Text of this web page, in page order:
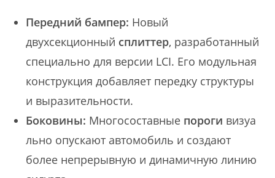
Передний бампер: Новый
двухсекционный сплиттер, разработанный
специально для версии LCI. Его модульная
конструкция добавляет передку структуры
и выразительности.
Боковины: Многосоставные пороги визуа
льно опускают автомобиль и создают
более непрерывную и динамичную линию